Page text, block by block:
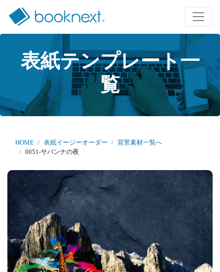
表紙テンプレート一
覧
HOME 表紙イージーオーダー
背景素材一覧へ
0051-サバンナの夜